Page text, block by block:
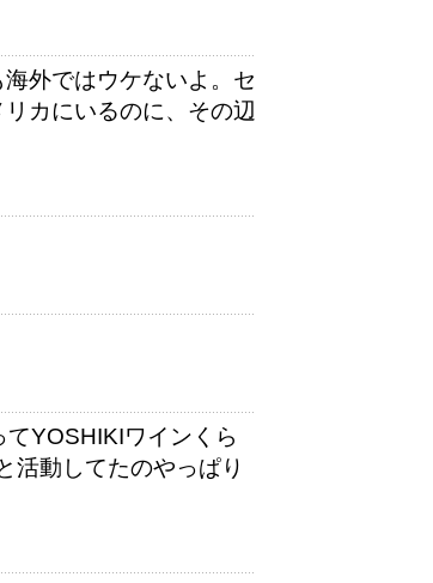
外ではウケないよ。セ
カにいるのに、その辺
YOSHIKIワインくら
活動してたのやっぱり